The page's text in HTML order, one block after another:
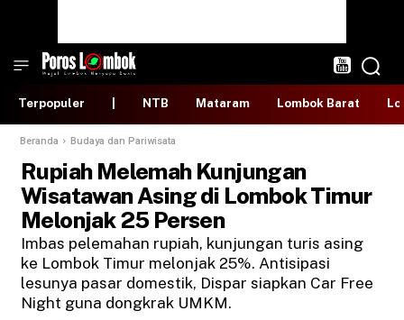
Terpopuler NTB Mataram Lombok Barat
Beranda Budaya dan Pariwisata
Rupiah Melemah Kunjungan
Wisatawan Asing di Lombok Timur
Melonjak 25 Persen
Imbas pelemahan rupiah, kunjungan turis asing
ke Lombok Timur melonjak 25%. Antisipasi
lesunya pasar domestik, Dispar siapkan Car Free
Night guna dongkrak UMKM.